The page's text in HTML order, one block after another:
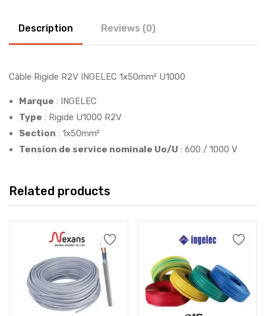
Description Reviews (0)
Câble Rigide R2V INGELEC 1x50mm² U1000
Marque : INGELEC
Type : Rigide U1000 R2V
Section : 1x50mm²
Tension de service nominale Uo/U : 600 / 1000 V
Related products